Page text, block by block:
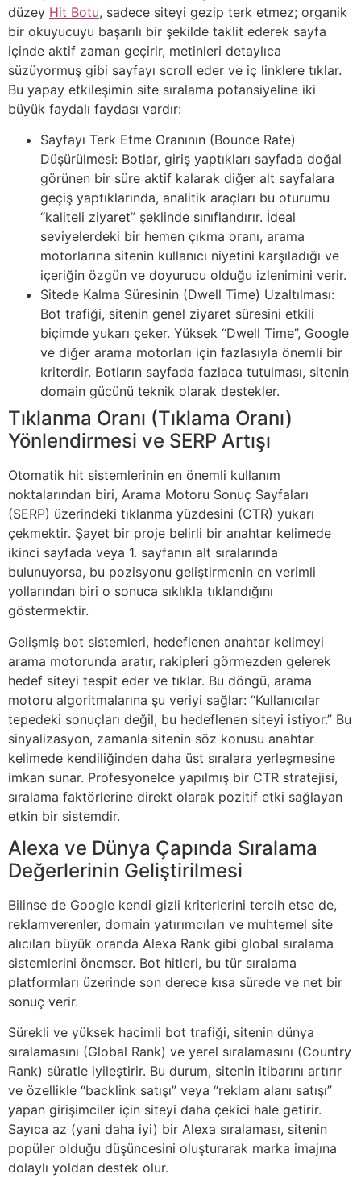
düzey Hit Botu, sadece siteyi gezip terk etmez; organik
bir okuyucuyu başarılı bir şekilde taklit ederek sayfa
içinde aktif zaman geçirir, metinleri detaylıca
süzüyormuş gibi sayfayı scroll eder ve iç linklere tıklar.
Bu yapay etkileşimin site sıralama potansiyeline iki
büyük faydalı faydası vardır:
Sayfayı Terk Etme Oranının (Bounce Rate)
Düşürülmesi: Botlar, giriş yaptıkları sayfada doğal
görünen bir süre aktif kalarak diğer alt sayfalara
geçiş yaptıklarında, analitik araçları bu oturumu
“kaliteli ziyaret” şeklinde sınıflandırır. İdeal
seviyelerdeki bir hemen çıkma oranı, arama
motorlarına sitenin kullanıcı niyetini karşıladığı ve
içeriğin özgün ve doyurucu olduğu izlenimini verir.
Sitede Kalma Süresinin (Dwell Time) Uzaltılması:
Bot trafiği, sitenin genel ziyaret süresini etkili
biçimde yukarı çeker. Yüksek “Dwell Time”, Google
ve diğer arama motorları için fazlasıyla önemli bir
kriterdir. Botların sayfada fazlaca tutulması, sitenin
domain gücünü teknik olarak destekler.
Tıklanma Oranı (Tıklama Oranı)
Yönlendirmesi ve SERP Artışı
Otomatik hit sistemlerinin en önemli kullanım
noktalarından biri, Arama Motoru Sonuç Sayfaları
(SERP) üzerindeki tıklanma yüzdesini (CTR) yukarı
çekmektir. Şayet bir proje belirli bir anahtar kelimede
ikinci sayfada veya 1. sayfanın alt sıralarında
bulunuyorsa, bu pozisyonu geliştirmenin en verimli
yollarından biri o sonuca sıklıkla tıklandığını
göstermektir.
Gelişmiş bot sistemleri, hedeflenen anahtar kelimeyi
arama motorunda aratır, rakipleri görmezden gelerek
hedef siteyi tespit eder ve tıklar. Bu döngü, arama
motoru algoritmalarına şu veriyi sağlar: “Kullanıcılar
tepedeki sonuçları değil, bu hedeflenen siteyi istiyor.” Bu
sinyalizasyon, zamanla sitenin söz konusu anahtar
kelimede kendiliğinden daha üst sıralara yerleşmesine
imkan sunar. Profesyonelce yapılmış bir CTR stratejisi,
sıralama faktörlerine direkt olarak pozitif etki sağlayan
etkin bir sistemdir.
Alexa ve Dünya Çapında Sıralama
Değerlerinin Geliştirilmesi
Bilinse de Google kendi gizli kriterlerini tercih etse de,
reklamverenler, domain yatırımcıları ve muhtemel site
alıcıları büyük oranda Alexa Rank gibi global sıralama
sistemlerini önemser. Bot hitleri, bu tür sıralama
platformları üzerinde son derece kısa sürede ve net bir
sonuç verir.
Sürekli ve yüksek hacimli bot trafiği, sitenin dünya
sıralamasını (Global Rank) ve yerel sıralamasını (Country
Rank) süratle iyileştirir. Bu durum, sitenin itibarını artırır
ve özellikle “backlink satışı” veya “reklam alanı satışı”
yapan girişimciler için siteyi daha çekici hale getirir.
Sayıca az (yani daha iyi) bir Alexa sıralaması, sitenin
popüler olduğu düşüncesini oluşturarak marka imajına
dolaylı yoldan destek olur.